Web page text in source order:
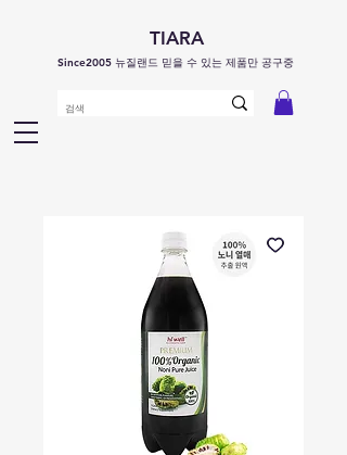
TIARA
Since2005 뉴질랜드 믿을 수 있는 제품만 공구중